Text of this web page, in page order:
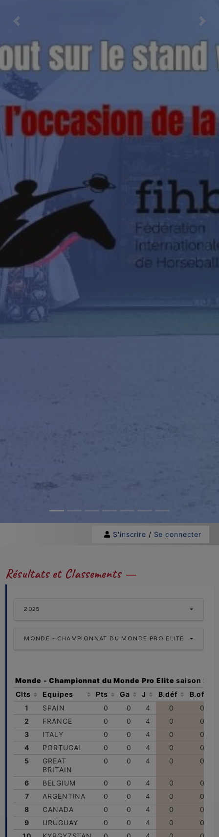
Previous Next
S'inscrire / Se connecter
Résultats et Classements
2025
MONDE - CHAMPIONNAT DU MONDE PRO ELITE
Monde - Championnat du Monde Pro Elite saison
Clts
Equipes Pts Ga J B.déf
B.off
1
SPAIN 0 0 4 0
0
2
FRANCE 0 0 4 0
0
3
ITALY 0 0 4 0
0
4
PORTUGAL 0 0 4 0
0
5
GREAT
BRITAIN
0 0 4 0 0
6 BELGIUM 0 0 4 0
0
7
ARGENTINA 0 0 4 0
0
8
CANADA 0 0 4 0
0
9
URUGUAY 0 0 4 0
0